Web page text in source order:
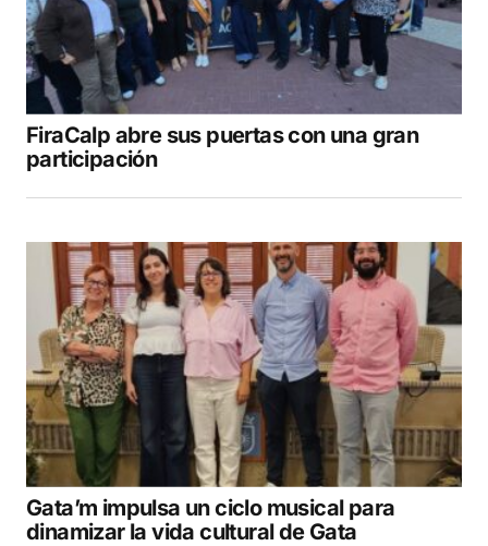
FiraCalp abre sus puertas con una gran
participación
Gata’m impulsa un ciclo musical para
dinamizar la vida cultural de Gata